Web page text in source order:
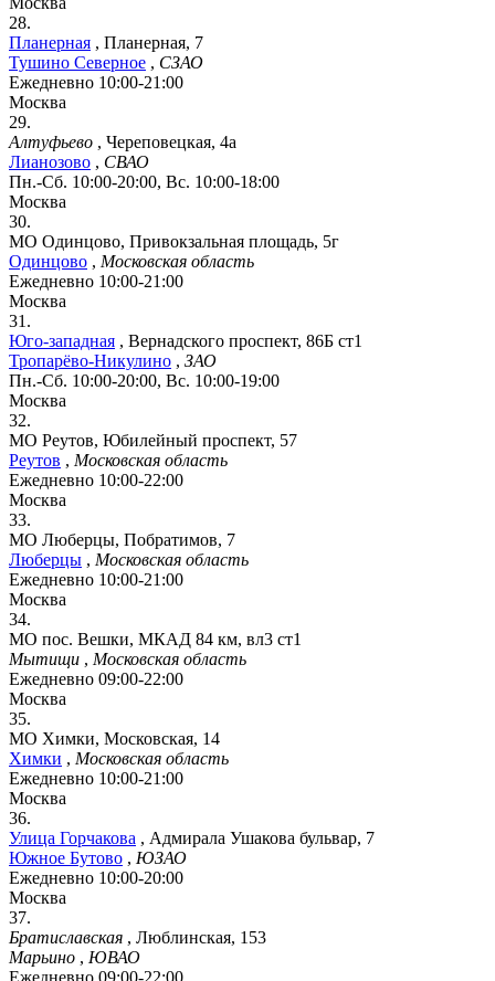
28.
Планерная , Планерная, 7
Тушино Северное , СЗАО
Ежедневно 10:00-21:00
Москва
29.
Алтуфьево , Череповецкая, 4а
Лианозово , СВАО
Пн.-Сб. 10:00-20:00, Вс. 10:00-18:00
Москва
30.
МО Одинцово, Привокзальная площадь, 5г
Одинцово , Московская область
Ежедневно 10:00-21:00
Москва
31.
Юго-западная , Вернадского проспект, 86Б ст1
Тропарёво-Никулино , ЗАО
Пн.-Сб. 10:00-20:00, Вс. 10:00-19:00
Москва
32.
МО Реутов, Юбилейный проспект, 57
Реутов , Московская область
Ежедневно 10:00-22:00
Москва
33.
МО Люберцы, Побратимов, 7
Люберцы , Московская область
Ежедневно 10:00-21:00
Москва
34.
МО пос. Вешки, МКАД 84 км, вл3 ст1
Мытищи , Московская область
Ежедневно 09:00-22:00
Москва
35.
МО Химки, Московская, 14
Химки , Московская область
Ежедневно 10:00-21:00
Москва
36.
Улица Горчакова , Адмирала Ушакова бульвар, 7
Южное Бутово , ЮЗАО
Ежедневно 10:00-20:00
Москва
37.
Братиславская , Люблинская, 153
Марьино , ЮВАО
Ежедневно 09:00-22:00